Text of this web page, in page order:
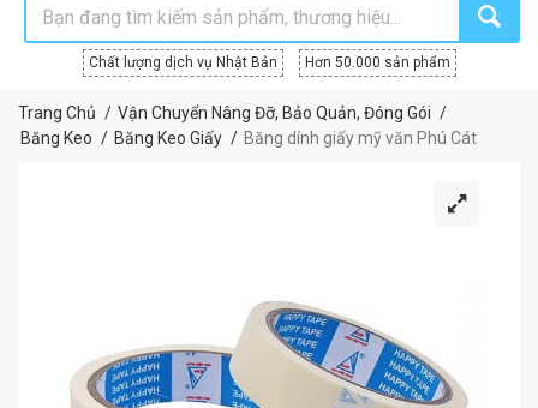
Chất lượng dịch vụ Nhật Bản Hơn 50.000 sản phẩm
Trang Chủ
Vận Chuyển Nâng Đỡ, Bảo Quản, Đóng Gói
Băng Keo
Băng Keo Giấy Băng dính giấy mỹ văn Phú Cát